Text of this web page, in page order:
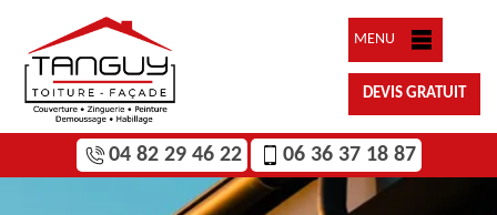
MENU
DEVIS GRATUIT
04 82 29 46 22 06 36 37 18 87